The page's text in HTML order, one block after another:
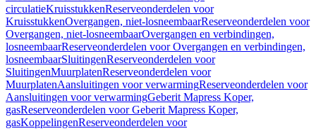
circulatieKruisstukkenReserveonderdelen voor
KruisstukkenOvergangen, niet-losneembaarReserveonderdelen voor
Overgangen, niet-losneembaarOvergangen en verbindingen,
losneembaarReserveonderdelen voor Overgangen en verbindingen,
losneembaarSluitingenReserveonderdelen voor
SluitingenMuurplatenReserveonderdelen voor
MuurplatenAansluitingen voor verwarmingReserveonderdelen voor
Aansluitingen voor verwarmingGeberit Mapress Koper,
gasReserveonderdelen voor Geberit Mapress Koper,
gasKoppelingenReserveonderdelen voor